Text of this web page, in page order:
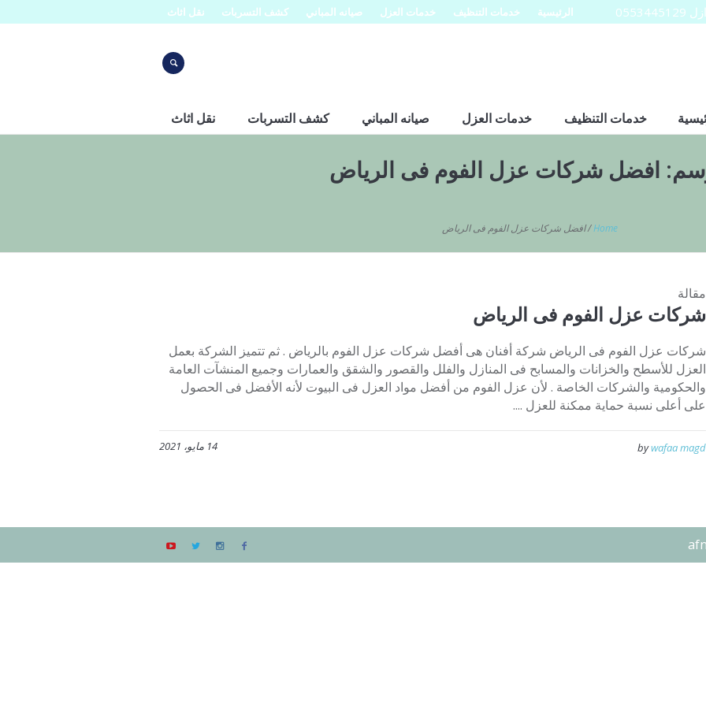
الرئيسية خدمات التنظيف خدمات العزل صيانه المباني كشف التسربات نقل اثاث
خدمات التنظيف خدمات العزل صيانه المباني كشف التسربات نقل اثاث
افضل شركات عزل الفوم فى الرياض
Home
/افضل شركات عزل الفوم فى الرياض
مقالة
شركات عزل الفوم فى الرياض
شركات عزل الفوم فى الرياض شركة أفنان هى أفضل شركات عزل الفوم بالرياض . ثم تتميز الشركة بعمل
العزل للأسطح والخزانات والمسابح فى المنازل والفلل والقصور والشقق والعمارات وجميع المنشآت العامة
والحكومية والشركات الخاصة . لأن عزل الفوم من أفضل مواد العزل فى البيوت لأنه الأفضل فى الحصول
على أعلى نسبة حماية ممكنة للعزل ....
14 مايو، 2021 bywafaa magd